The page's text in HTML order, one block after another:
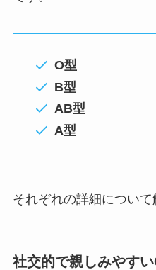
O型
B型
AB型
A型
それぞれの詳細について
社交的で親しみやす